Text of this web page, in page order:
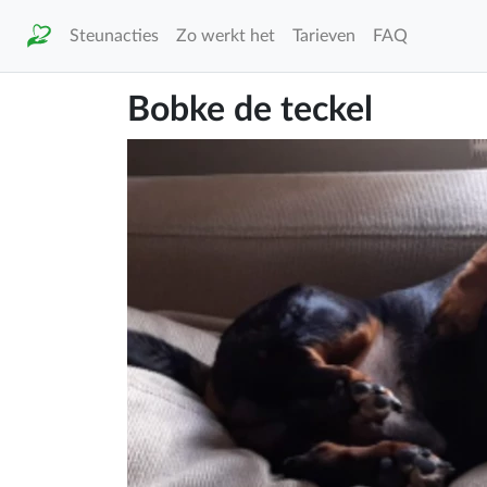
Steunacties Zo werkt het Tarieven FAQ
Bobke de teckel